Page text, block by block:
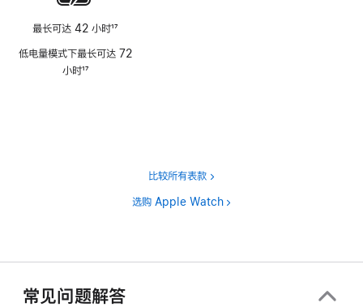
最长可达 42 小时17
低电量模式下最长可达 72
小时17
比较所有表款
选购 Apple Watch
常见问题解答